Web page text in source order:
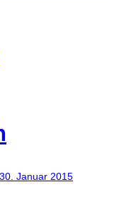
30. Januar 2015